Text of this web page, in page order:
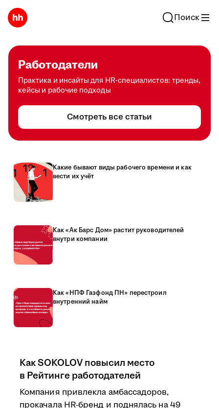
Поиск
Работодатели
Практика и инсайты для HR-специалистов: тренды,
кейсы и рабочие подходы
Смотреть все статьи
Какие бывают виды рабочего времени и как
вести их учёт
Как «Ак Барс Дом» растит руководителей
внутри компании
Как «НПФ Газфонд ПН» перестроил
внутренний найм
Как SOKOLOV повысил место
в Рейтинге работодателей
Компания привлекла амбассадоров,
прокачала HR-бренд и поднялась на 49